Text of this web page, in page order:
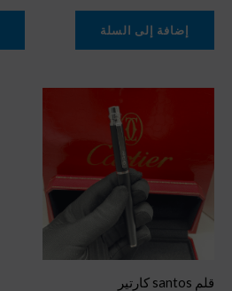
إضافة إلى السلة
قلم santos كارتير